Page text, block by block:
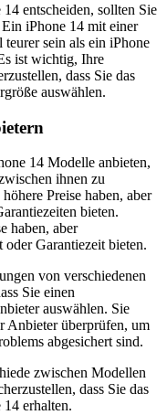
entscheiden, sollten Sie
iPhone 14 mit einer
sein als ein iPhone
ist wichtig, Ihre
dass Sie das
auswählen.
14 Modelle anbieten,
ihnen zu
Preise haben, aber
bieten.
haben, aber
Garantiezeit bieten.
von verschiedenen
Sie einen
auswählen. Sie
Anbieter überprüfen, um
abgesichert sind.
zwischen Modellen
dass Sie das
erhalten.